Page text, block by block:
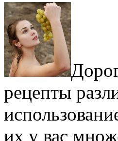
рецепты
их у вас